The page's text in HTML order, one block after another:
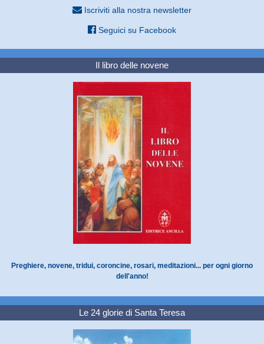
Iscriviti alla nostra newsletter
Seguici su Facebook
Il libro delle novene
Preghiere, novene, tridui, coroncine, rosari, meditazioni... per ogni giorno
dell'anno!
Le 24 glorie di Santa Teresa